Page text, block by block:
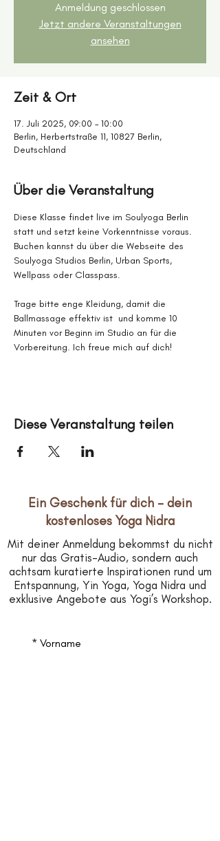
Anmeldung geschlossen
Jetzt andere Veranstaltungen
ansehen
Zeit & Ort
17. Juli 2025, 09:00 – 10:00
Berlin, Herbertstraße 11, 10827 Berlin,
Deutschland
Über die Veranstaltung
Diese Klasse findet live im Soulyoga Berlin
statt und setzt keine Vorkenntnisse voraus.
Buchen kannst du über die Webseite des
Soulyoga Studios Berlin, Urban Sports,
Wellpass oder Classpass.
Trage bitte enge Kleidung, damit die
Ballmassage effektiv ist  und komme 10
Minuten vor Beginn im Studio an für die
Vorbereitung. Ich freue mich auf dich!
Diese Veranstaltung teilen
Ein Geschenk für dich – dein
kostenloses Yoga Nidra
Mit deiner Anmeldung bekommst du nicht
nur das Gratis-Audio, sondern auch
achtsam kuratierte Inspirationen rund um
Entspannung, Yin Yoga, Yoga Nidra und
exklusive Angebote aus Yogi’s Workshop.
* Vorname